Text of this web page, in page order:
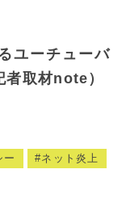
ユーチューバ
取材note）
ー ネット炎上